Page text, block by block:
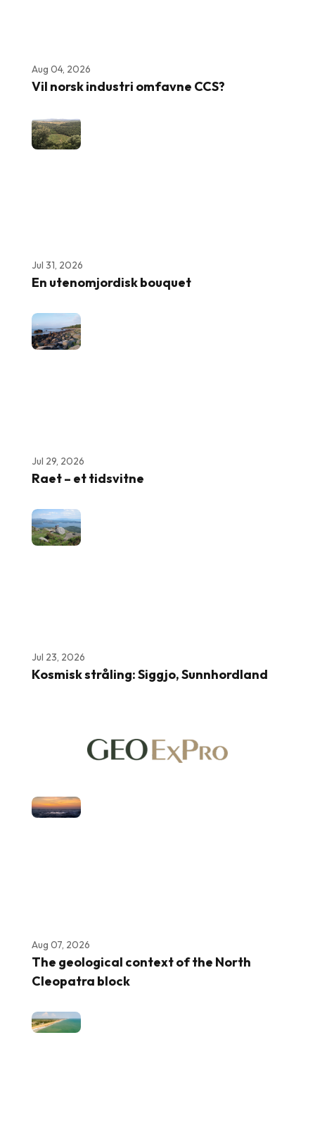
Aug 04, 2026
Vil norsk industri omfavne CCS?
Jul 31, 2026
En utenomjordisk bouquet
Jul 29, 2026
Raet – et tidsvitne
Jul 23, 2026
Kosmisk stråling: Siggjo, Sunnhordland
Aug 07, 2026
The geological context of the North
Cleopatra block